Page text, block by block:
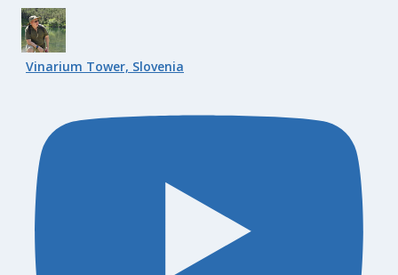
Vinarium Tower, Slovenia